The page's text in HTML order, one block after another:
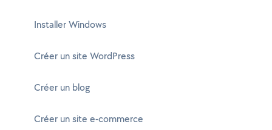
Installer Windows
Créer un site WordPress
Créer un blog
Créer un site e-commerce